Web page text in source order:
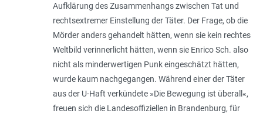
Aufklärung des Zusammen­hangs zwischen Tat und
rechtsextremer Ein­stel­lung der Täter. Der Frage, ob die
Mörder anders gehandelt hätten, wenn sie kein rechtes
Weltbild verinnerlicht hätten, wenn sie Enrico Sch. also
nicht als minderwertigen Punk eingeschätzt hätten,
wurde kaum nach­gegangen. Während einer der Täter
aus der U-Haft verkündete »Die Bewegung ist überall«,
freuen sich die Landesoffiziellen in Brandenburg, für